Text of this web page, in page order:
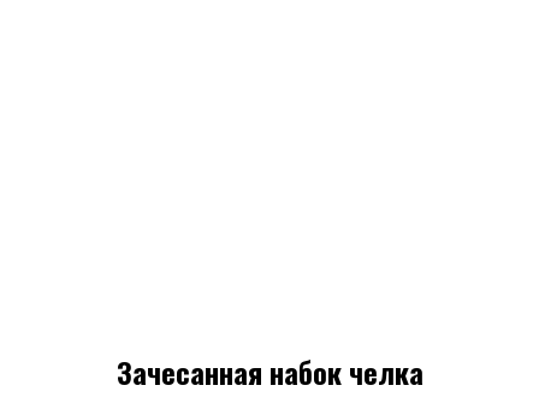
Зачесанная набок челка